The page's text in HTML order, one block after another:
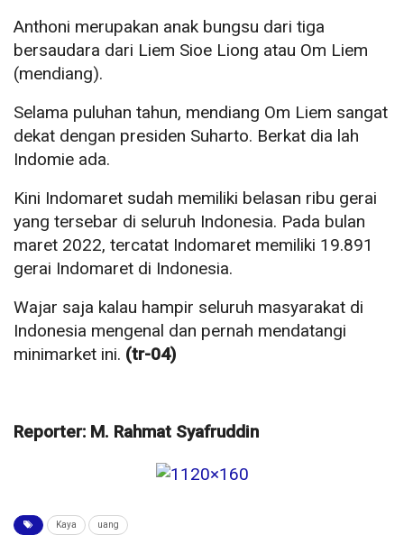
Anthoni merupakan anak bungsu dari tiga
bersaudara dari Liem Sioe Liong atau Om Liem
(mendiang).
Selama puluhan tahun, mendiang Om Liem sangat
dekat dengan presiden Suharto. Berkat dia lah
Indomie ada.
Kini Indomaret sudah memiliki belasan ribu gerai
yang tersebar di seluruh Indonesia. Pada bulan
maret 2022, tercatat Indomaret memiliki 19.891
gerai Indomaret di Indonesia.
Wajar saja kalau hampir seluruh masyarakat di
Indonesia mengenal dan pernah mendatangi
minimarket ini. (tr-04)
Reporter: M. Rahmat Syafruddin
Kaya uang